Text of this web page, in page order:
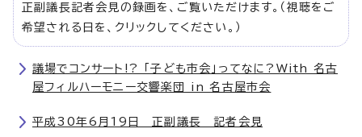
正副議長記者会見の録画を、ご覧いただけます。（視聴をご
希望される日を、クリックしてください。）
議場でコンサート!? 「子ども市会」ってなに?With 名古
屋フィルハーモニー交響楽団 in 名古屋市会
平成30年6月19日 正副議長 記者会見